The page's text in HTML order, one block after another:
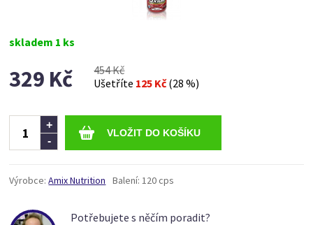
skladem 1 ks
329 Kč
454 Kč
Ušetříte 125 Kč(28 %)
-
+
Výrobce: Amix Nutrition Balení: 120 cps
Potřebujete s něčím poradit?